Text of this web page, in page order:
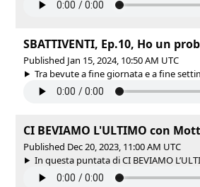
SBATTIVENTI, Ep.10, Ho un
Published Jan 15, 2024, 10:50 AM UTC
Tra bevute a fine giornata e a fine
CI BEVIAMO L'ULTIMO con
Published Dec 20, 2023, 11:00 AM UTC
In questa puntata di CI BEVIAMO